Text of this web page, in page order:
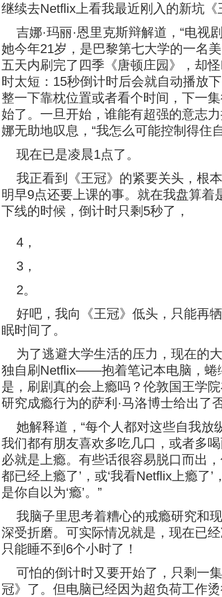
继续去Netflix上看我最近刚入的新坑《
吉娜·玛丽·恩里克斯辩解道，“电视
她今年21岁，是巴黎第七大学的一名
五天内刷完了四季《唐顿庄园》，却
时太短：15秒倒计时后会就自动播放
整一下靠枕位置或者看个时间，下一
始了。一旦开始，谁能有超强的意志
娜无助地叹息，“我怎么可能控制得住
现在已是凌晨1点了。
我正看到《王冠》的紧要关头，根
明早9点还要上课的事。就在我盘算着
下线的时候，倒计时只剩5秒了，
4，
3，
2。
好吧，我向《王冠》低头，只能再
眠时间了。
为了逃避大学生活的压力，现在的
独自刷Netflix——抱着笔记本电脑，蜷
是，刷剧真的会上瘾吗？伦敦国王学
研究成瘾行为的萨利·马洛博士给出了
她解释道，“每个人都对这些自我放
我们都有朋友喜欢多吃几口，或者多
必就是上瘾。有些话很容易脱口而出
都已经上瘾了’，或‘我看Netflix上瘾了
是你自以为‘瘾’。”
我脑子里思考着糟心的戒瘾研究和
深受折磨。可实际情况就是，现在已
只能睡不到6个小时了！
可怕的倒计时又要开始了，只剩一
冠》了。但电脑已经因为超负荷工作